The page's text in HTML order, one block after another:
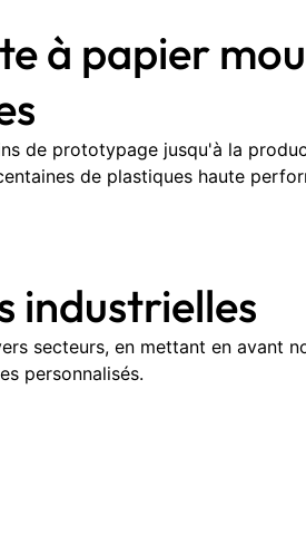
à papier
de prototypage jusqu'à la
de plastiques haute
industrielles
secteurs, en mettant en avant
personnalisés.